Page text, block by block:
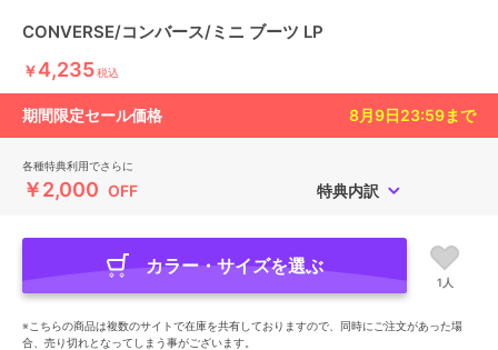
CONVERSE/コンバース/ミニ ブーツ LP
￥4,235税込
期間限定セール価格 8月9日23:59まで
各種特典利用でさらに
￥2,000 OFF 特典内訳
カラー・サイズを選ぶ
1人
※こちらの商品は複数のサイトで在庫を共有しておりますので、同時にご注文があった場
合、売り切れとなってしまう事がございます。